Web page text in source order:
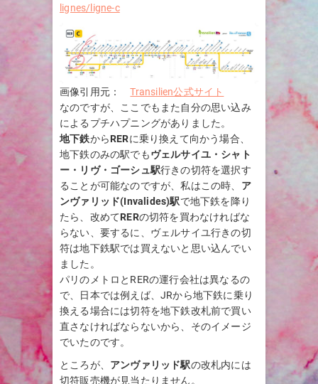
lignes/ligne-c
画像引用元：Transilien公式サイト
なのですが、ここでもまた自分の思い込み
によるプチハプニングがありました。
地下鉄からRERに乗り換えて向かう場合、
地下鉄のみの駅でもヴェルサイユ・シャト
ー・リヴ・ゴーシュ駅行きの切符を選択す
ることが可能なのですが、私はこの時、 ア
ンヴァリッド(Invalides)駅で地下鉄を降り
たら、改めてRERの切符を買わなければな
らない、要するに、ヴェルサイユ行きの切
符は地下鉄駅では買えないと思い込んでい
ました。
パリのメトロとRERの運行会社は異なるの
で、日本では例えば、JRから地下鉄に乗り
換える場合には切符を地下鉄改札前で買い
直さなければならないから、そのイメージ
でいたのです。
ところが、 アンヴァリッド駅の改札内には
切符販売機が見当たりません。